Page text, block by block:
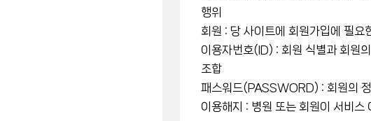
행위
회원 : 당 사이트에 회원가입에 필요
이용자번호(ID) : 회원 식별과 회원
조합
패스워드(PASSWORD) : 회원의
이용해지 : 병원 또는 회원이 서비스